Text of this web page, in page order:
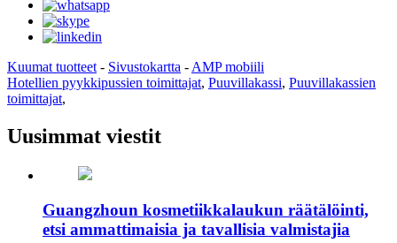
Kuumat tuotteet - Sivustokartta - AMP mobiili
Hotellien pyykkipussien toimittajat, Puuvillakassi, Puuvillakassien
toimittajat,
Uusimmat viestit
Guangzhoun kosmetiikkalaukun räätälöinti,
etsi ammattimaisia ​​ja tavallisia valmistajia